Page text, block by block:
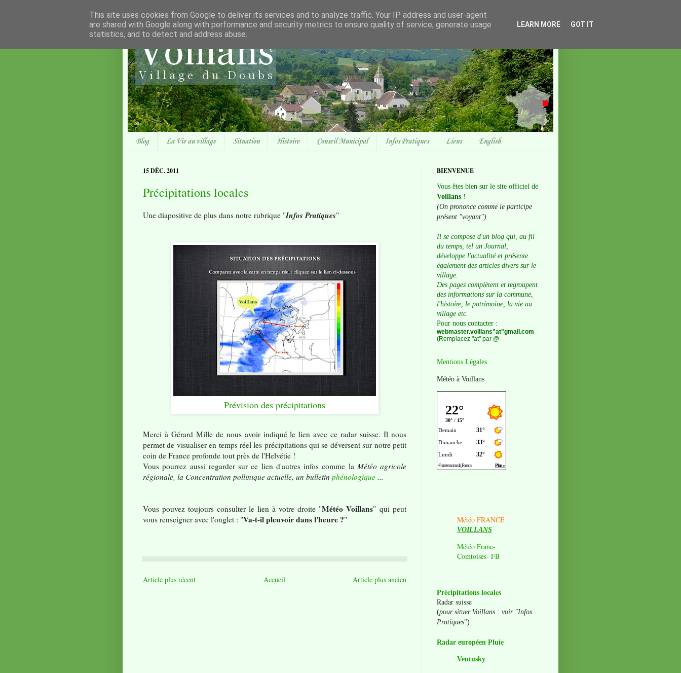
Blog La Vie au village Situation Histoire Conseil Municipal Infos Pratiques Liens English
15 DÉC. 2011
Précipitations locales
Une diapositive de plus dans notre rubrique "Infos Pratiques"
Prévision des précipitations
Merci à Gérard Mille de nous avoir indiqué le lien avec ce radar suisse. Il nous
permet de visualiser en temps réel les précipitations qui se déversent sur notre petit
coin de France profonde tout près de l'Helvétie !
Vous pourrez aussi regarder sur ce lien d'autres infos comme la Météo agricole
régionale, la Concentration pollinique actuelle, un bulletin phénologique ...
Vous pouvez toujours consulter le lien à votre droite "Météo Voillans" qui peut
vous renseigner avec l'onglet : "Va-t-il pleuvoir dans l'heure ?"
Article plus récent Article plus ancien
Accueil
BIENVENUE
Vous êtes bien sur le site officiel de
Voillans !
(On prononce comme le participe
présent "voyant")
Il se compose d'un blog qui, au fil
du temps, tel un Journal,
développe l'actualité et présente
également des articles divers sur le
village.
Des pages complètent et regroupent
des informations sur la commune,
l'histoire, le patrimoine, la vie au
village etc.
Pour nous contacter :
webmaster.voillans"at"gmail.com
(Remplacez "at" par @
Mentions Légales
Météo à Voillans
Météo FRANCE
VOILLANS
Météo Franc-
Comtoises- FB
Précipitations locales
Radar suisse
(pour situer Voillans : voir "Infos
Pratiques")
Radar européen Pluie
Ventusky
This site uses cookies from Google to deliver its services and to analyze traffic. Your IP address and user-agent
are shared with Google along with performance and security metrics to ensure quality of service, generate usage
statistics, and to detect and address abuse.
LEARN MORE GOT IT